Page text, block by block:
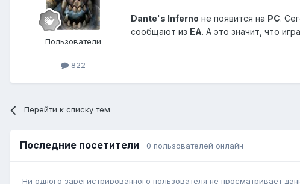
Пользователи
822
Dante's Inferno не появится на PC.
сообщают из ЕА. А это значит, что
Перейти к списку тем
Последние посетители 0 пользователей онлайн
Ни одного зарегистрированного пользователя не просматривает